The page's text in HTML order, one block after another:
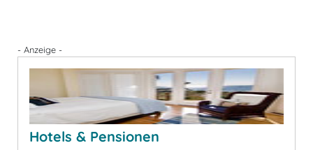
- Anzeige -
Hotels & Pensionen